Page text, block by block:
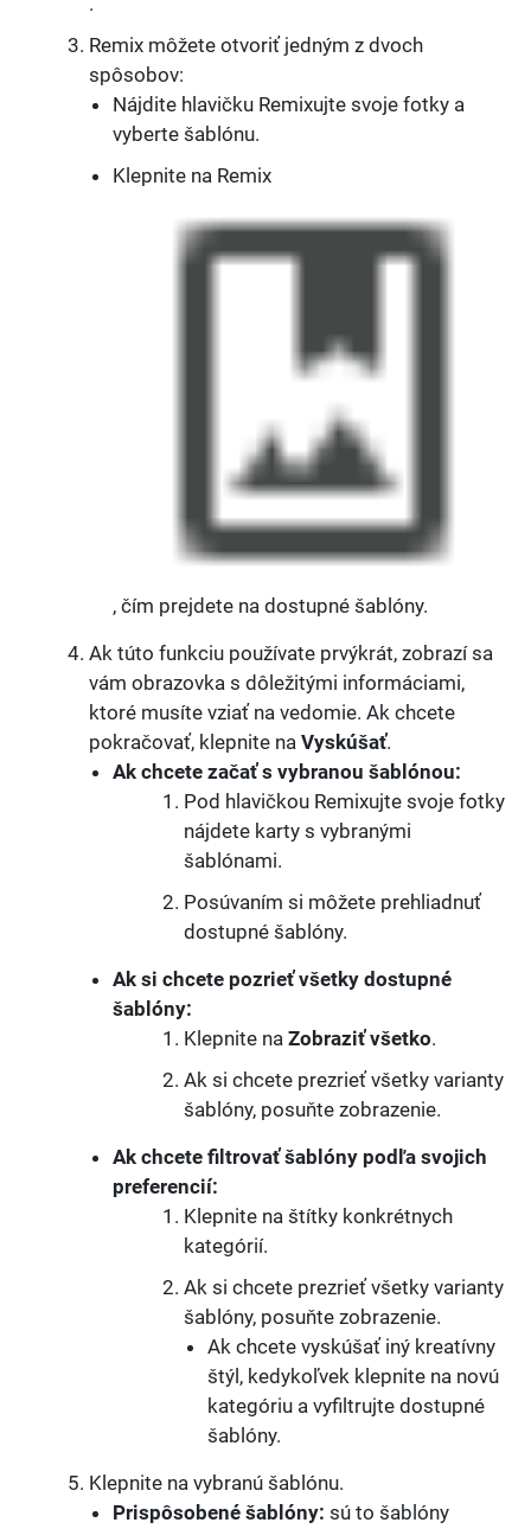
Remix môžete otvoriť jedným z dvoch
spôsobov:
Nájdite hlavičku Remixujte svoje fotky a
vyberte šablónu.
Klepnite na Remix
, čím prejdete na dostupné šablóny.
Ak túto funkciu používate prvýkrát, zobrazí sa
vám obrazovka s dôležitými informáciami,
ktoré musíte vziať na vedomie. Ak chcete
pokračovať, klepnite na Vyskúšať.
Ak chcete začať s vybranou šablónou:
Pod hlavičkou Remixujte svoje fotky
nájdete karty s vybranými
šablónami.
Posúvaním si môžete prehliadnuť
dostupné šablóny.
Ak si chcete pozrieť všetky dostupné
šablóny:
Klepnite na Zobraziť všetko.
Ak si chcete prezrieť všetky varianty
šablóny, posuňte zobrazenie.
Ak chcete filtrovať šablóny podľa svojich
preferencií:
Klepnite na štítky konkrétnych
kategórií.
Ak si chcete prezrieť všetky varianty
šablóny, posuňte zobrazenie.
Ak chcete vyskúšať iný kreatívny
štýl, kedykoľvek klepnite na novú
kategóriu a vyfiltrujte dostupné
šablóny.
Klepnite na vybranú šablónu.
Prispôsobené šablóny: sú to šablóny